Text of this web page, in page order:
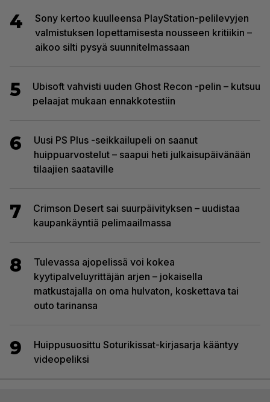
4
Sony kertoo kuulleensa PlayStation-pelilevyjen
valmistuksen lopettamisesta nousseen kritiikin –
aikoo silti pysyä suunnitelmassaan
5
Ubisoft vahvisti uuden Ghost Recon -pelin – kutsuu
pelaajat mukaan ennakkotestiin
6
Uusi PS Plus -seikkailupeli on saanut
huippuarvostelut – saapui heti julkaisupäivänään
tilaajien saataville
7
Crimson Desert sai suurpäivityksen – uudistaa
kaupankäyntiä pelimaailmassa
8
Tulevassa ajopelissä voi kokea
kyytipalveluyrittäjän arjen – jokaisella
matkustajalla on oma hulvaton, koskettava tai
outo tarinansa
9
Huippusuosittu Soturikissat-kirjasarja kääntyy
videopeliksi